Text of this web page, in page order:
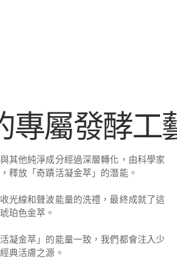
專屬發酵工
其他純淨成分經過深層轉化，由科學家
釋放「奇蹟活凝金萃」的潛能。
光線和聲波能量的洗禮，最終成就了這
珀色金萃。
凝金萃」的能量一致，我們都會注入少
典活膚之源。